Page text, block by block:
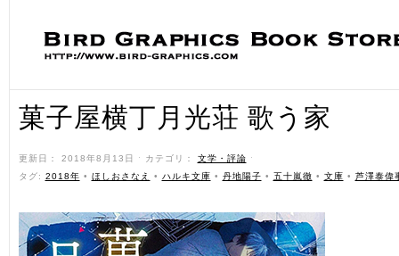
菓子屋横丁月光荘 歌う家
更新日： 2018年8月13日 ˑ カテゴリ： 文学・評論 ˑ
タグ: 2018年 • ほしおさなえ • ハルキ文庫 • 丹地陽子 • 五十嵐徹 • 文庫 • 芦澤泰偉